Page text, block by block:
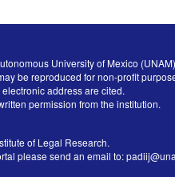
University of Mexico
be reproduced for non-profit
address are cited.
permission from the institution.
of Legal Research.
please send an email to: